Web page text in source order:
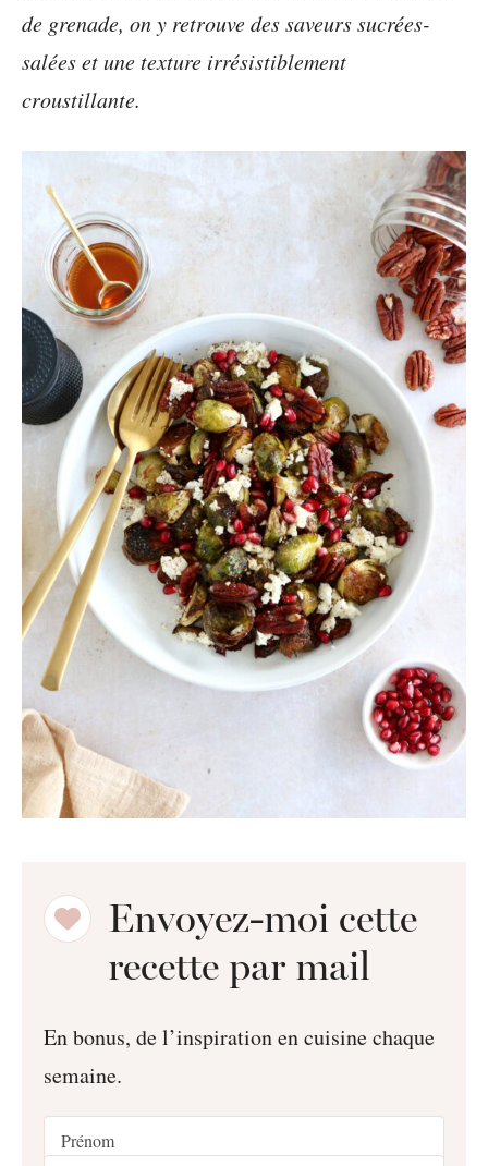
de grenade, on y retrouve des saveurs sucrées-
salées et une texture irrésistiblement
croustillante.
Envoyez-moi cette
recette par mail
En bonus, de l’inspiration en cuisine chaque
semaine.